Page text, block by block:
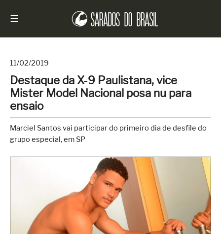
☰
Início
Notícias
Sarados
do
Brasil
Entrevistas
Superação
11/02/2019
Destaque da X-9 Paulistana, vice
Mister Model Nacional posa nu para
ensaio
Marciel Santos vai participar do primeiro dia de desfile do
grupo especial, em SP